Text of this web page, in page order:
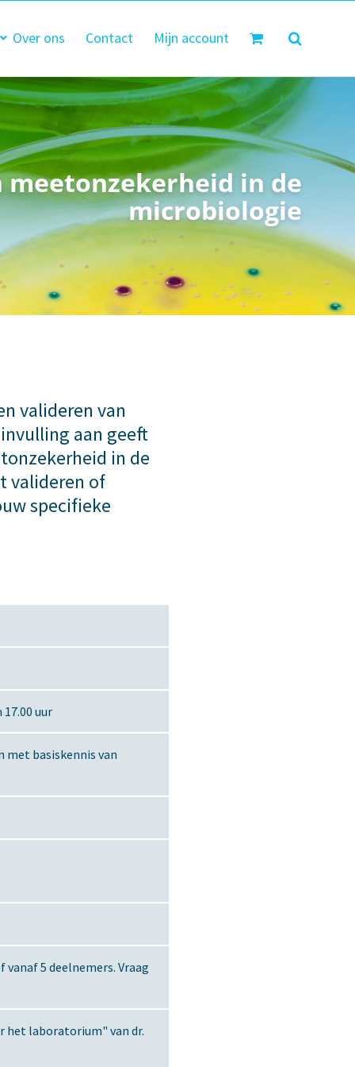
Over ons Contact Mijn account
meetonzekerheid in de
microbiologie
valideren van
aan geeft
in de
valideren of
specifieke
uur
basiskennis van
5 deelnemers. Vraag
het laboratorium" van dr.